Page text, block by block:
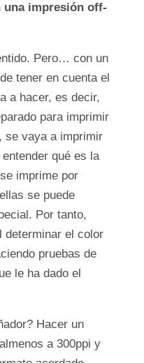
una impresión off-
Pero… con un
tener en cuenta el
a hacer, es decir,
para imprimir
se vaya a imprimir
qué es la
imprime por
se puede
Por tanto,
determinar el color
pruebas de
le ha dado el
Hacer un
a 300ppi y